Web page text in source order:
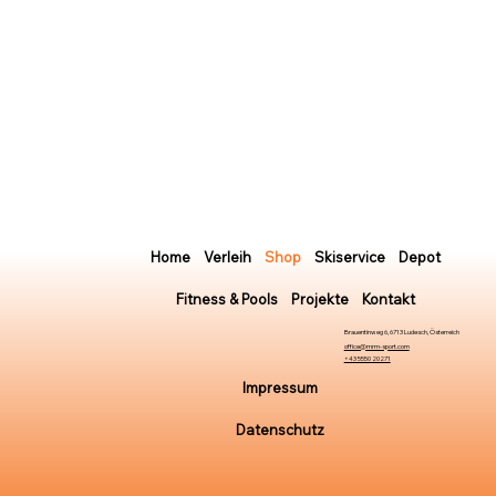
Home Verleih Shop Skiservice Depot
Fitness & Pools Projekte Kontakt
Brauentinweg 6, 6713 Ludesch, Österreich
office@mrm-sport.com
+43 5550 20271
Impressum
Datenschutz